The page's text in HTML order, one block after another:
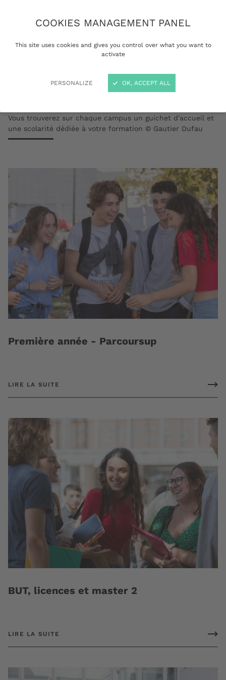
COOKIES MANAGEMENT PANEL
This site uses cookies and gives you control over what you want to
activate
PERSONALIZE OK, ACCEPT ALL
Vous trouverez sur chaque campus un guichet d'accueil et
une scolarité dédiée à votre formation © Gautier Dufau
Première année - Parcoursup
LIRE LA SUITE
BUT, licences et master 2
LIRE LA SUITE